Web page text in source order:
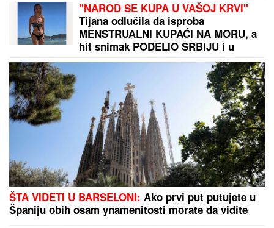
"NAROD SE KUPA U VAŠOJ KRVI"
Tijana odlučila da isproba
MENSTRUALNI KUPAĆI NA MORU, a
hit snimak PODELIO SRBIJU i u
komentarima je nastao opšti RAT
ŠTA VIDETI U BARSELONI: Ako prvi put putujete u
Španiju obih osam ynamenitosti morate da vidite